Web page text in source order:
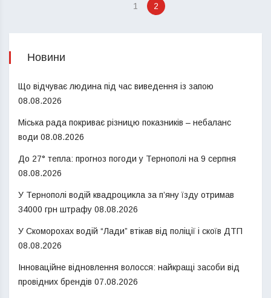
1 2
Новини
Що відчуває людина під час виведення із запою
08.08.2026
Міська рада покриває різницю показників – небаланс
води 08.08.2026
До 27° тепла: прогноз погоди у Тернополі на 9 серпня
08.08.2026
У Тернополі водій квадроцикла за п’яну їзду отримав
34000 грн штрафу 08.08.2026
У Скоморохах водій “Лади” втікав від поліції і скоїв ДТП
08.08.2026
Інноваційне відновлення волосся: найкращі засоби від
провідних брендів 07.08.2026